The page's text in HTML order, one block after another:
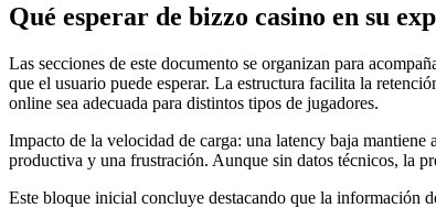
Qué esperar de bizzo casino en su
Las secciones de este documento se organizan para
que el usuario puede esperar. La estructura facilita la
online sea adecuada para distintos tipos de jugadores.
Impacto de la velocidad de carga: una latency baja
productiva y una frustración. Aunque sin datos técnicos, la
Este bloque inicial concluye destacando que la información